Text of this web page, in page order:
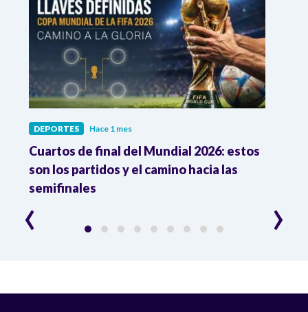
DEPORTES Hace 1 mes
Cuartos de final del Mundial 2026: estos
son los partidos y el camino hacia las
semifinales
‹ ›